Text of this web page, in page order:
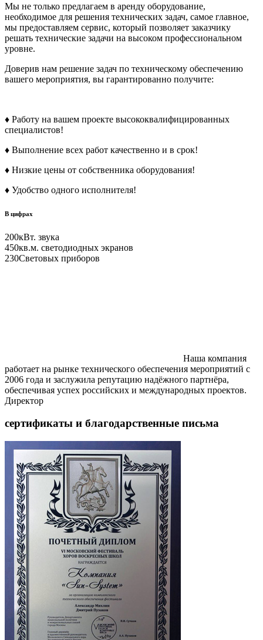
Мы не только предлагаем в аренду оборудование,
необходимое для решения технических задач, самое главное,
мы предоставляем сервис, который позволяет заказчику
решать технические задачи на высоком профессиональном
уровне.
Доверив нам решение задач по техническому обеспечению
вашего мероприятия, вы гарантированно получите:
♦ Работу на вашем проекте высококвалифицированных
специалистов!
♦ Выполнение всех работ качественно и в срок!
♦ Низкие цены от собственника оборудования!
♦ Удобство одного исполнителя!
В цифрах
200кВт. звука
450кв.м. светодиодных экранов
230Световых приборов
Наша компания
работает на рынке технического обеспечения мероприятий с
2006 года и заслужила репутацию надёжного партнёра,
обеспечивая успех российских и международных проектов.
Директор
сертификаты и благодарственные письма